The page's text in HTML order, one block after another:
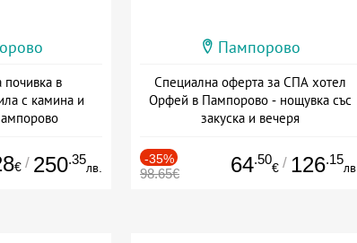
в
с камина и
€ / 250.35
лв.
Пампорово
Специална оферта за СПА хотел
Орфей в Пампорово - нощувка със
закуска и вечеря
-35%
98.65€ 64.50
€ / 126.15
лв.